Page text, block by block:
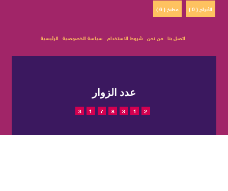
مطبخ ( 6 )
الأبراج ( 0 )
الرئيسية سياسة الخصوصية شروط الاستخدام من نحن اتصل بنا
عدد الزوار
3 1 7 8 3 1 2